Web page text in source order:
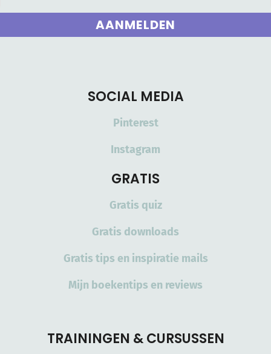
AANMELDEN
SOCIAL MEDIA
Pinterest
Instagram
GRATIS
Gratis quiz
Gratis downloads
Gratis tips en inspiratie mails
Mijn boekentips en reviews
TRAININGEN & CURSUSSEN